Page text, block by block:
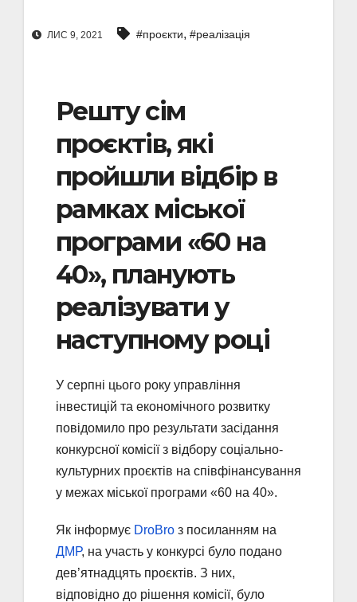
ЛИС 9, 2021 #проєкти, #реалізація
Решту сім
проєктів, які
пройшли відбір в
рамках міської
програми «60 на
40», планують
реалізувати у
наступному році
У серпні цього року управління
інвестицій та економічного розвитку
повідомило про результати засідання
конкурсної комісії з відбору соціально-
культурних проєктів на співфінансування
у межах міської програми «60 на 40».
Як інформує DroBro з посиланням на
ДМР, на участь у конкурсі було подано
дев’ятнадцять проєктів. З них,
відповідно до рішення комісії, було